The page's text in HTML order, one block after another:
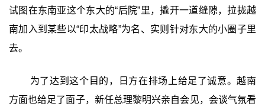
试图在东南亚这个东大的“后院”里，撬开一道缝隙，拉拢越
南加入到某些以“印太战略”为名、实则针对东大的小圈子里
去。
为了达到这个目的，日方在排场上给足了诚意。越南
方面也给足了面子，新任总理黎明兴亲自会见，会谈气氛看